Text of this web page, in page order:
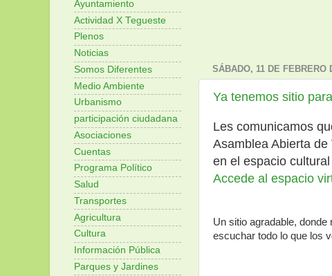
SÁBADO, 11 DE FEBRERO
Ya tenemos sitio
Les comunicamos
Asamblea Abierta
en el espacio
Accede al espacio
Un sitio agradable, donde
escuchar todo lo que los
Ayuntamiento
Actividad X Tegueste
Plenos
Noticias
Somos Diferentes
Medio Ambiente
Urbanismo
participación ciudadana
Asociaciones
Cuentas
Programa Político
Salud
Transportes
Agricultura
Cultura
Información Pública
Parques y Jardines